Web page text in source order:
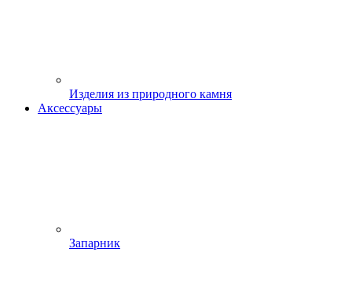
Изделия из природного камня
Аксессуары
Запарник